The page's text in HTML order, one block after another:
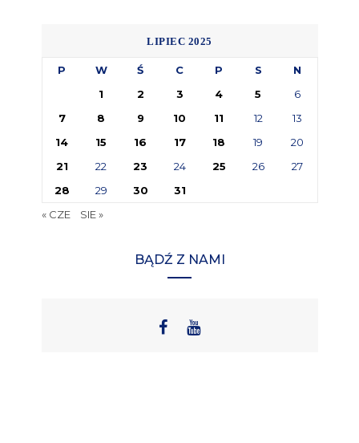
LIPIEC 2025
P W Ś C P S
N
1
2 3 4 5
6
7
8 9 10 11 12
13
14
15 16 17 18 19
20
21
22 23 24 25 26
27
28
29 30
31
« CZE
SIE »
BĄDŹ Z NAMI